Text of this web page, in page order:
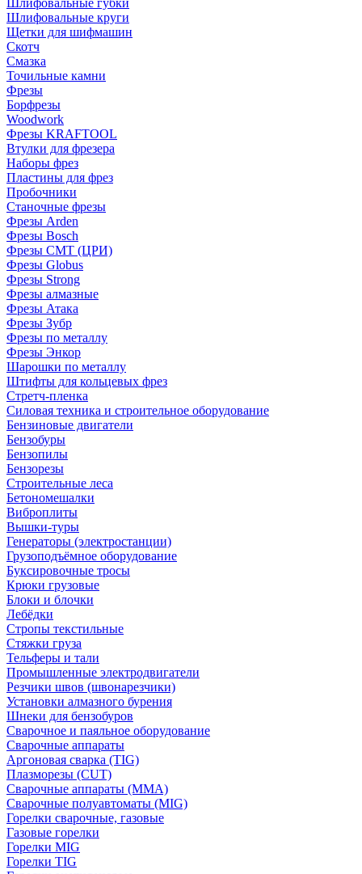
Шлифовальные губки
Шлифовальные круги
Щетки для шифмашин
Скотч
Смазка
Точильные камни
Фрезы
Борфрезы
Woodwork
Фрезы KRAFTOOL
Втулки для фрезера
Наборы фрез
Пластины для фрез
Пробочники
Станочные фрезы
Фрезы Arden
Фрезы Bosch
Фрезы CMT (ЦРИ)
Фрезы Globus
Фрезы Strong
Фрезы алмазные
Фрезы Атака
Фрезы Зубр
Фрезы по металлу
Фрезы Энкор
Шарошки по металлу
Штифты для кольцевых фрез
Стретч-пленка
Силовая техника и строительное оборудование
Бензиновые двигатели
Бензобуры
Бензопилы
Бензорезы
Строительные леса
Бетономешалки
Виброплиты
Вышки-туры
Генераторы (электростанции)
Грузоподъёмное оборудование
Буксировочные тросы
Крюки грузовые
Блоки и блочки
Лебёдки
Стропы текстильные
Стяжки груза
Тельферы и тали
Промышленные электродвигатели
Резчики швов (швонарезчики)
Установки алмазного бурения
Шнеки для бензобуров
Сварочное и паяльное оборудование
Сварочные аппараты
Аргоновая сварка (TIG)
Плазморезы (CUT)
Сварочные аппараты (MMA)
Сварочные полуавтоматы (MIG)
Горелки сварочные, газовые
Газовые горелки
Горелки MIG
Горелки TIG